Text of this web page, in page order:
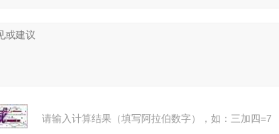
请输入计算结果（填写阿拉伯数字），如：三加四=7